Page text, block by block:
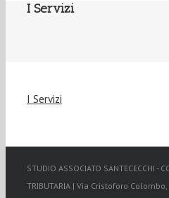
I Servizi
I Servizi
STUDIO ASSOCIATO SANTECECCHI -
TRIBUTARIA | Via Cristoforo